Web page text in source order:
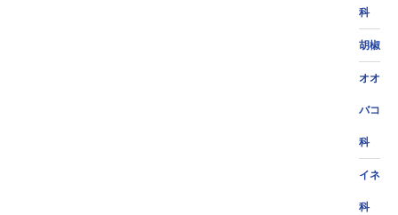
科
胡椒
オオ
バコ
科
イネ
科